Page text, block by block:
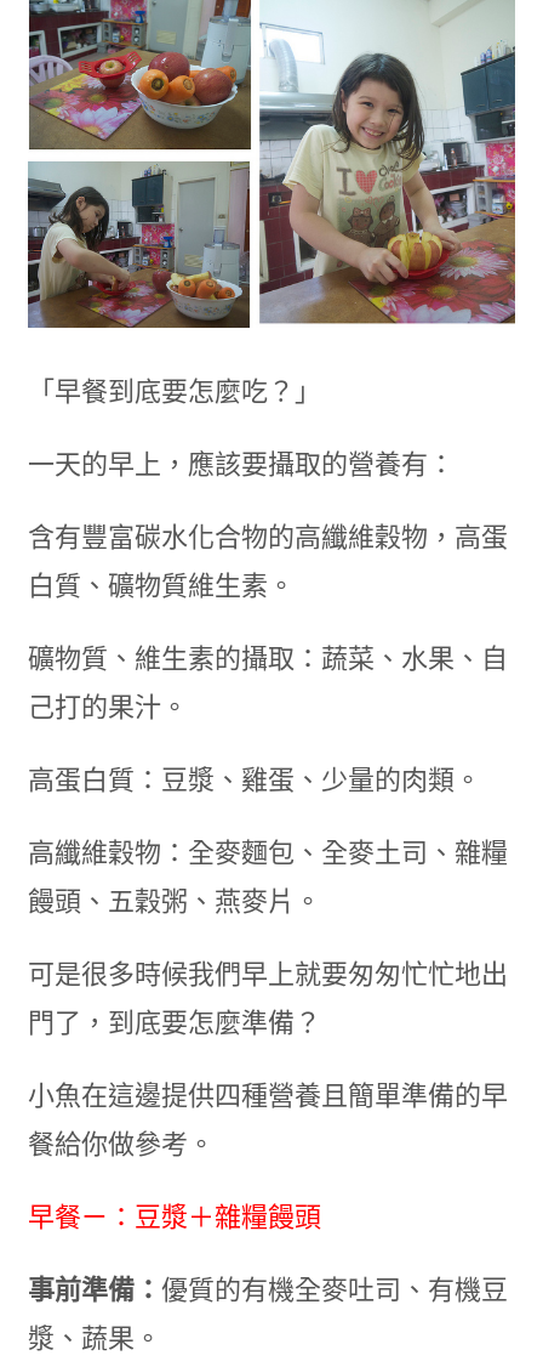
「早餐到底要怎麼吃？」
一天的早上，應該要攝取的營養有：
含有豐富碳水化合物的高纖維穀物，高蛋
白質、礦物質維生素。
礦物質、維生素的攝取：蔬菜、水果、自
己打的果汁。
高蛋白質：豆漿、雞蛋、少量的肉類。
高纖維穀物：全麥麵包、全麥土司、雜糧
饅頭、五穀粥、燕麥片。
可是很多時候我們早上就要匆匆忙忙地出
門了，到底要怎麼準備？
小魚在這邊提供四種營養且簡單準備的早
餐給你做參考。
早餐ㄧ：豆漿＋雜糧饅頭
事前準備： 優質的有機全麥吐司、有機豆
漿、蔬果。